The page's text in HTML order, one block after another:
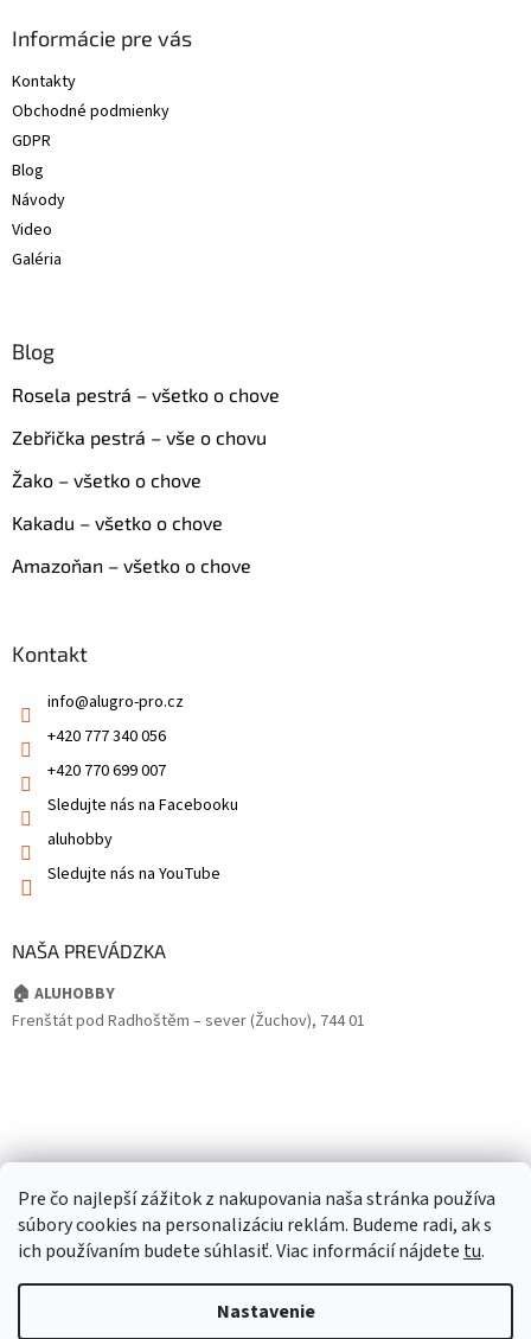
Pre čo najlepší zážitok z nakupovania naša stránka používa
súbory cookies na personalizáciu reklám. Budeme radi, ak s
ich používaním budete súhlasiť. Viac informácií nájdete tu.
Nastavenie
Informácie pre vás
Kontakty
Obchodné podmienky
GDPR
Blog
Návody
Video
Galéria
Blog
Rosela pestrá – všetko o chove
Zebřička pestrá – vše o chovu
Žako – všetko o chove
Kakadu – všetko o chove
Amazoňan – všetko o chove
Kontakt
info@alugro-pro.cz
+420 777 340 056
+420 770 699 007
Sledujte nás na Facebooku
aluhobby
Sledujte nás na YouTube
NAŠA PREVÁDZKA
🏠 ALUHOBBY
Frenštát pod Radhoštěm – sever (Žuchov), 744 01